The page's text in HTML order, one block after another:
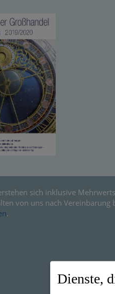
sich inklusive
von uns nach
.
Dienste,